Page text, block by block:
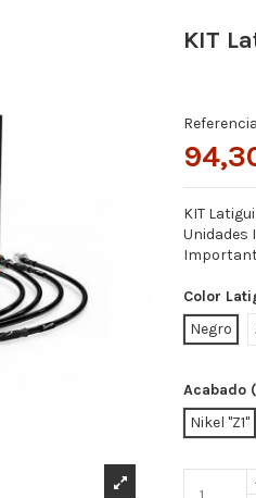
KIT
Referencia
KIT
Unidades
Color
Negro
Acabado
Nikel "Z1"